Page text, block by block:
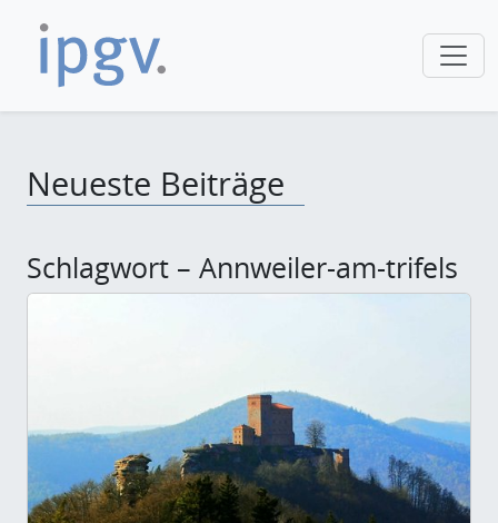
Neueste Beiträge
Schlagwort – Annweiler-am-trifels